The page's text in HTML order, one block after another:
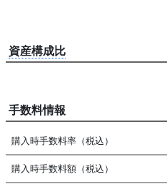
資産構成比
手数料情報
購入時手数料率（税込）
購入時手数料額（税込）